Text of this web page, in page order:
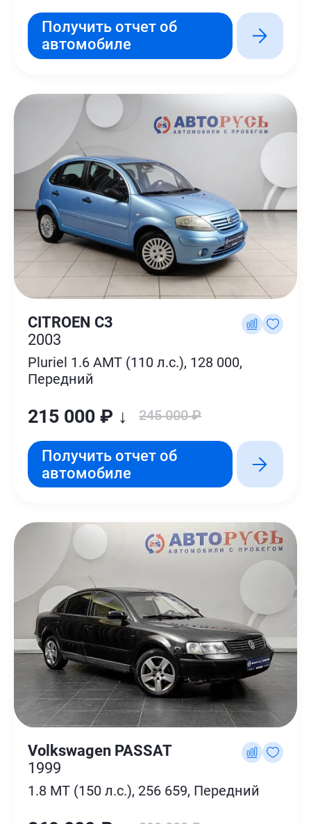
Получить отчет об
автомобиле
CITROEN C3
2003
Pluriel 1.6 AMT (110 л.с.), 128 000,
Передний
215 000 ₽ ↓ 245 000 ₽
Получить отчет об
автомобиле
Volkswagen PASSAT
1999
1.8 MT (150 л.с.), 256 659, Передний